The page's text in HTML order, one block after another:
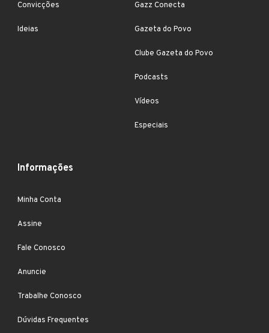
Convicções
Ideias
Gazz Conecta
Gazeta do Povo
Clube Gazeta do Povo
Podcasts
Vídeos
Especiais
Informações
Minha Conta
Assine
Fale Conosco
Anuncie
Trabalhe Conosco
Dúvidas Frequentes